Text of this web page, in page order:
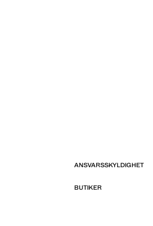
ANSVARSSKYLDIGHET
BUTIKER